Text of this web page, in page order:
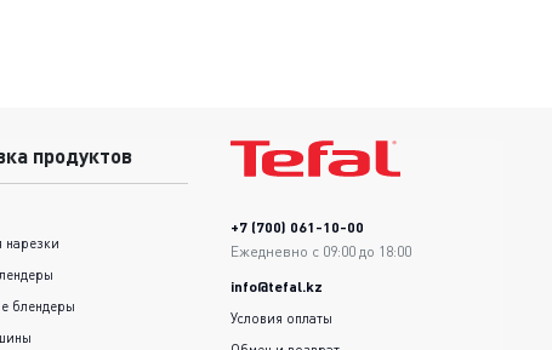
продуктов
нарезки
блендеры
+7 (700) 061-10-00
Ежедневно с 09:00 до 18:00
info@tefal.kz
Условия оплаты